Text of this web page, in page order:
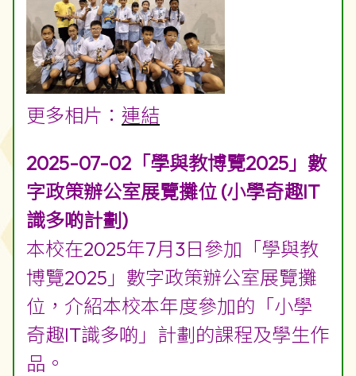
更多相片： 連結
2025-07-02「學與教博覽2025」數
字政策辦公室展覽攤位 (小學奇趣IT
識多啲計劃)
本校在2025年7月3日參加「學與教
博覽2025」數字政策辦公室展覽攤
位，介紹本校本年度參加的「小學
奇趣IT識多啲」計劃的課程及學生作
品。